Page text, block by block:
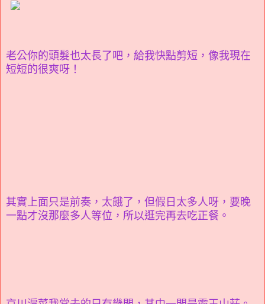
老公你的頭髮也太長了吧，給我快點剪短，像我現在
短短的很爽呀！
其實上面只是前奏，太餓了，但假日太多人呀，要晚
一點才沒那麼多人等位，所以逛完再去吃正餐。